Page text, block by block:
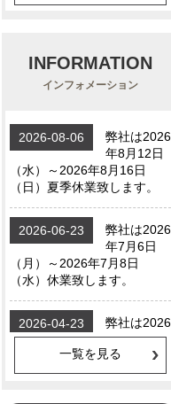
INFORMATION
インフォメーション
一覧を見る